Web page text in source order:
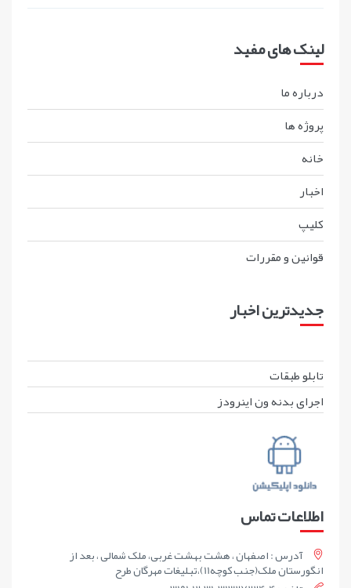
لینک های مفید
درباره ما
پروژه ها
خانه
اخبار
کليپ
قوانين و مقررات
جدیدترین اخبار
تابلو طبقات
اجرای بدنه ون اینرودز
اطلاعات تماس
آدرس : اصفهان ، هشت بهشت غربی، ملک شمالی ، بعد از
انگورستان ملک(جنب کوچه11)،تبلیغات مهرگان طرح